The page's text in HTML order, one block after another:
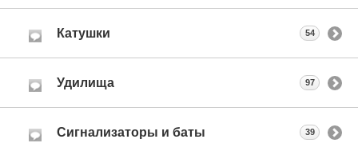
Катушки 54
Удилища 97
Сигнализаторы и баты 39